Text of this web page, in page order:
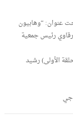
صحيفة “الأحداث” في عددها 2903 تحت عنوان: “وهابيون
رئيس جمعية
الأولى) رشيد